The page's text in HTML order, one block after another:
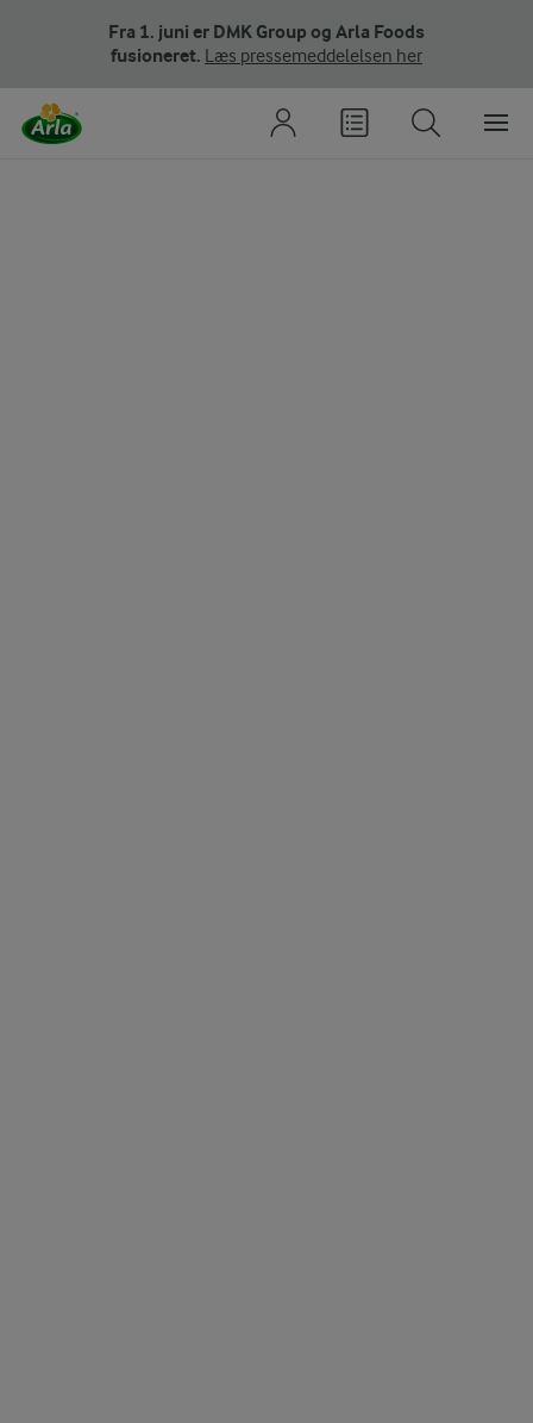
Fra 1. juni er DMK Group og Arla Foods
fusioneret. Læs pressemeddelelsen her